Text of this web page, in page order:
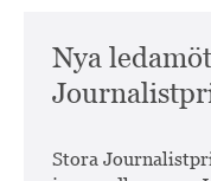
Nya
Stora